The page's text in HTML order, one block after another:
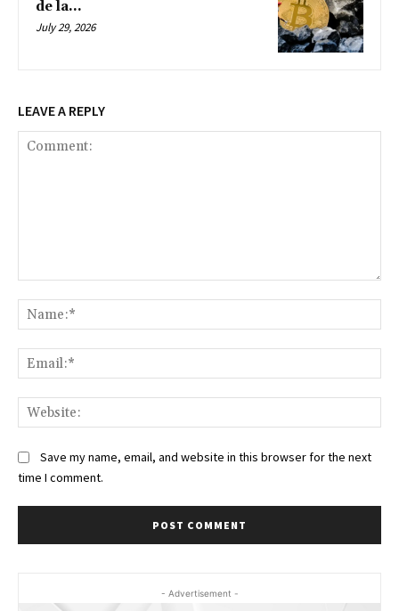
de la...
July 29, 2026
LEAVE A REPLY
Save my name, email, and website in this browser for the next
time I comment.
- Advertisement -